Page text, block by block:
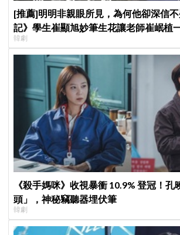
[推薦]明明非親眼所見，為何他卻深信
記》學生崔顯旭妙筆生花讓老師崔岷植
韓劇
《殺手媽咪》收視暴衝 10.9% 登冠！孔
頭」，神秘竊聽器埋伏筆
韓劇